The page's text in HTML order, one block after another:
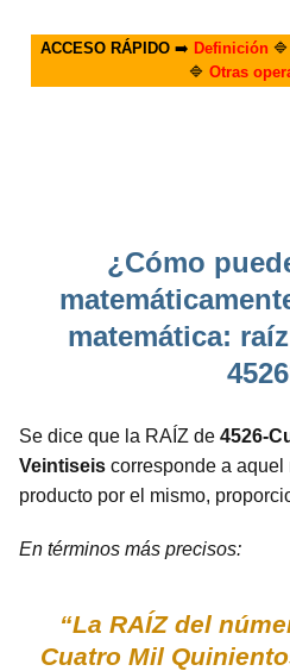
ACCESO RÁPIDO➡️ Definición🔷
🔷 Otras
¿Cómo
matemática:
Se dice que la RAÍZ de 4526-
Veintiseis corresponde a aquel
producto por el mismo,
En términos más precisos:
“La RAÍZ del
Cuatro Mil